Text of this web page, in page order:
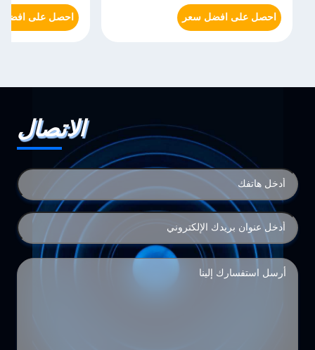
احصل على افضل سعر احصل على
الاتصال